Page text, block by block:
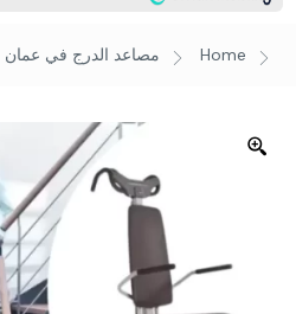
Home مصاعد الدرج في عمان